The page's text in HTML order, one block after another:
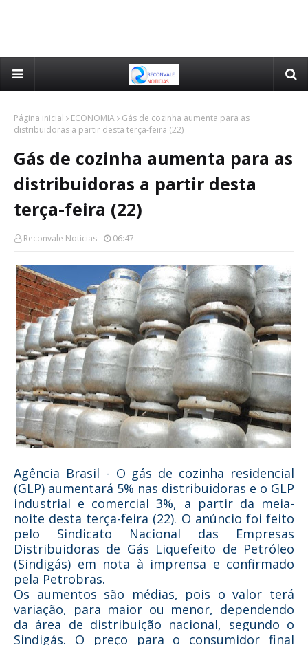
Página inicial ECONOMIA
Gás de cozinha aumenta para as
distribuidoras a partir desta terça-feira (22)
Gás de cozinha aumenta para as
distribuidoras a partir desta
terça-feira (22)
Reconvale Noticias 06:47
Agência Brasil - O gás de cozinha residencial
(GLP) aumentará 5% nas distribuidoras e o GLP
industrial e comercial 3%, a partir da meia-
noite desta terça-feira (22). O anúncio foi feito
pelo Sindicato Nacional das Empresas
Distribuidoras de Gás Liquefeito de Petróleo
(Sindigás) em nota à imprensa e confirmado
pela Petrobras.
Os aumentos são médias, pois o valor terá
variação, para maior ou menor, dependendo
da área de distribuição nacional, segundo o
Sindigás. O preço para o consumidor final